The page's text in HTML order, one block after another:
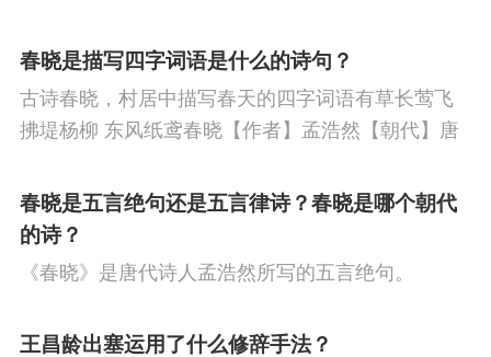
春晓是描写四字词语是什么的诗句？
古诗春晓，村居中描写春天的四字词语有草长莺飞
拂堤杨柳 东风纸鸢春晓【作者】孟浩然【朝代】唐
少。译文春日里贪睡不知不觉天已破晓，搅乱我酣
眠的是那啁啾的小鸟。
春晓是五言绝句还是五言律诗？春晓是哪个朝代
的诗？
《春晓》是唐代诗人孟浩然所写的五言绝句。
王昌龄出塞运用了什么修辞手法？